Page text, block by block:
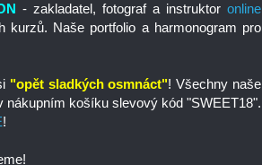
- zakladatel, fotograf a instruktoronline
kurzů. Naše portfolio a harmonogram pro
"opět sladkých osmnáct"! Všechny naše
nákupním košíku slevový kód "SWEET18".
!